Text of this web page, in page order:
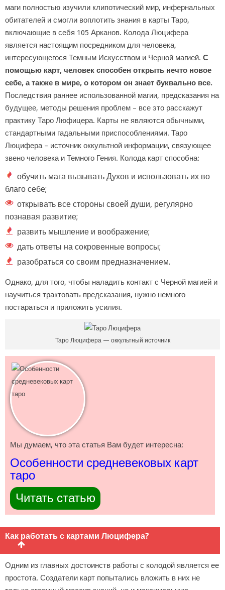
маги полностью изучили клипотический мир, инфернальных
обитателей и смогли воплотить знания в карты Таро,
включающие в себя 105 Арканов. Колода Люцифера
является настоящим посредником для человека,
интересующегося Темным Искусством и Черной магией. С
помощью карт, человек способен открыть нечто новое
себе, а также в мире, о котором он знает буквально все.
Последствия раннее использованной магии, предсказания на
будущее, методы решения проблем – все это расскажут
практику Таро Люфицера. Карты не являются обычными,
стандартными гадальными приспособлениями. Таро
Люцифера – источник оккультной информации, связующее
звено человека и Темного Гения. Колода карт способна:
обучить мага вызывать Духов и использовать их во
благо себе;
открывать все стороны своей души, регулярно
познавая развитие;
развить мышление и воображение;
дать ответы на сокровенные вопросы;
разобраться со своим предназначением.
Однако, для того, чтобы наладить контакт с Черной магией и
научиться трактовать предсказания, нужно немного
постараться и приложить усилия.
Таро Люцифера — оккультный источник
Мы думаем, что эта статья Вам будет интересна:
Особенности средневековых карт
таро
Читать статью
Как работать с картами Люцифера?
Одним из главных достоинств работы с колодой является ее
простота. Создатели карт попытались вложить в них не